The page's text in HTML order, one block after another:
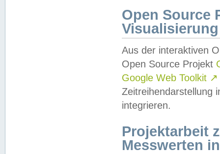
Open Source
Visualisierung
Aus der interaktiven
Open Source Projekt
Google Web Toolkit ↗
Zeitreihendarstellung
integrieren.
Projektarbeit
Messwerten